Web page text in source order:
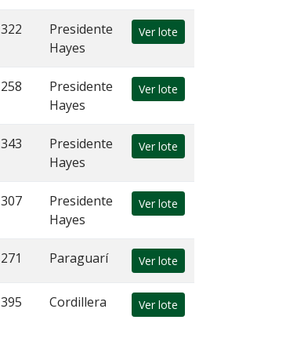
322
Presidente
Hayes
Ver lote
258
Presidente
Hayes
Ver lote
343
Presidente
Hayes
Ver lote
307
Presidente
Hayes
Ver lote
271 Paraguarí Ver lote
395 Cordillera Ver lote